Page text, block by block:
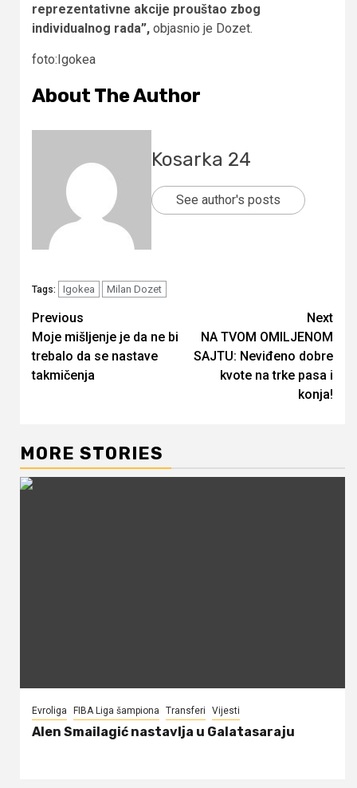
reprezentativne akcije prouštao zbog
individualnog rada”, objasnio je Dozet.
foto:Igokea
About The Author
Kosarka 24
See author's posts
Tags: Igokea Milan Dozet
Continue
Reading
Previous
Moje mišljenje je da ne bi
trebalo da se nastave
takmičenja
Next
NA TVOM OMILJENOM
SAJTU: Neviđeno dobre
kvote na trke pasa i
konja!
MORE STORIES
Evroliga FIBA Liga šampiona Transferi Vijesti
Alen Smailagić nastavlja u Galatasaraju